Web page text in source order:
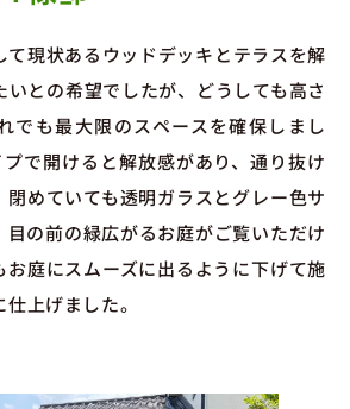
て現状あるウッドデッキとテラスを解
との希望でしたが、どうしても高さ
でも最大限のスペースを確保しまし
で開けると解放感があり、通り抜け
閉めていても透明ガラスとグレー色サ
目の前の緑広がるお庭がご覧いただけ
お庭にスムーズに出るように下げて施
上げました。